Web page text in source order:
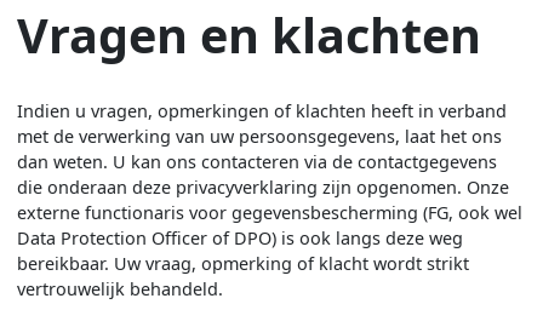
Vragen en klachten
Indien u vragen, opmerkingen of klachten heeft in verband
met de verwerking van uw persoonsgegevens, laat het ons
dan weten. U kan ons contacteren via de contactgegevens
die onderaan deze privacyverklaring zijn opgenomen. Onze
externe functionaris voor gegevensbescherming (FG, ook wel
Data Protection Officer of DPO) is ook langs deze weg
bereikbaar. Uw vraag, opmerking of klacht wordt strikt
vertrouwelijk behandeld.